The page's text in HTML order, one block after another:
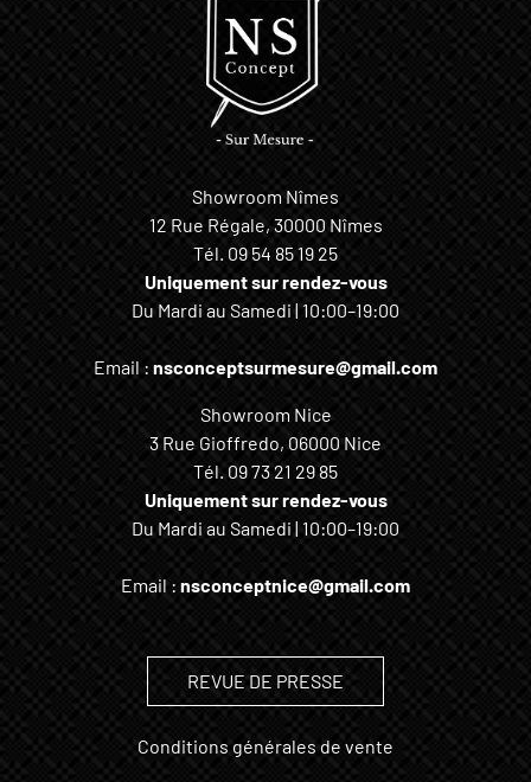
Showroom Nîmes
12 Rue Régale, 30000 Nîmes
Tél. 09 54 85 19 25
Uniquement sur rendez-vous
Du Mardi au Samedi | 10:00–19:00
Email : nsconceptsurmesure@gmail.com
Showroom Nice
3 Rue Gioffredo, 06000 Nice
Tél. 09 73 21 29 85
Uniquement sur rendez-vous
Du Mardi au Samedi | 10:00–19:00
Email : nsconceptnice@gmail.com
REVUE DE PRESSE
Conditions générales de vente